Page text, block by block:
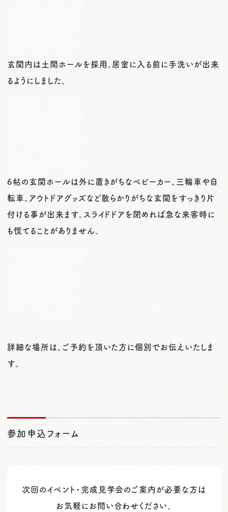
玄関内は土間ホールを採用。居室に入る前に手洗いが出来
るようにしました。
6帖の玄関ホールは外に置きがちなベビーカー、三輪車や自
転車、アウトドアグッズなど散らかりがちな玄関をすっきり片
付ける事が出来ます。スライドドアを閉めれば急な来客時に
も慌てることがありません。
詳細な場所は、ご予約を頂いた方に個別でお伝えいたしま
す。
参加申込フォーム
次回のイベント・完成見学会のご案内が必要な方は
お気軽にお問い合わせください。